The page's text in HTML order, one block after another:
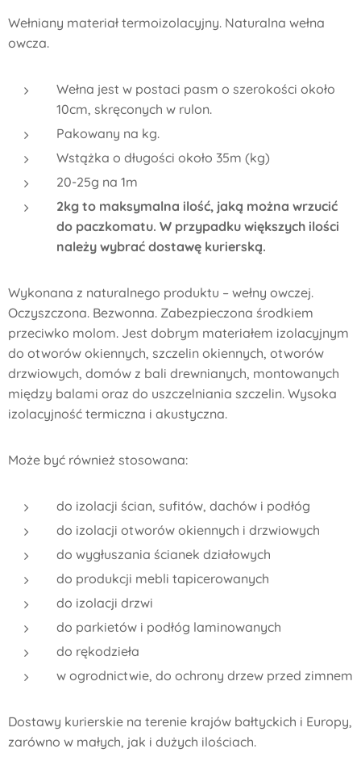
Wełniany materiał termoizolacyjny. Naturalna wełna
owcza.
Wełna jest w postaci pasm o szerokości około
10cm, skręconych w rulon.
Pakowany na kg.
Wstążka o długości około 35m (kg)
20-25g na 1m
2kg to maksymalna ilość, jaką można wrzucić
do paczkomatu. W przypadku większych ilości
należy wybrać dostawę kurierską.
Wykonana z naturalnego produktu – wełny owczej.
Oczyszczona. Bezwonna. Zabezpieczona środkiem
przeciwko molom. Jest dobrym materiałem izolacyjnym
do otworów okiennych, szczelin okiennych, otworów
drzwiowych, domów z bali drewnianych, montowanych
między balami oraz do uszczelniania szczelin. Wysoka
izolacyjność termiczna i akustyczna.
Może być również stosowana:
do izolacji ścian, sufitów, dachów i podłóg
do izolacji otworów okiennych i drzwiowych
do wygłuszania ścianek działowych
do produkcji mebli tapicerowanych
do izolacji drzwi
do parkietów i podłóg laminowanych
do rękodzieła
w ogrodnictwie, do ochrony drzew przed zimnem
Dostawy kurierskie na terenie krajów bałtyckich i Europy,
zarówno w małych, jak i dużych ilościach.